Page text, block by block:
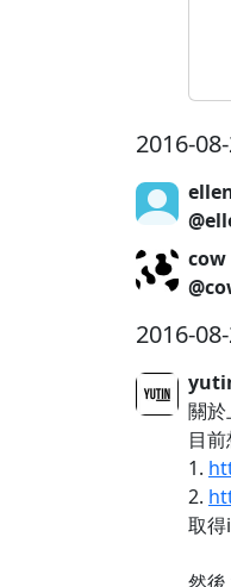
2016-
cow
2016-
關
目
1.
2.
取